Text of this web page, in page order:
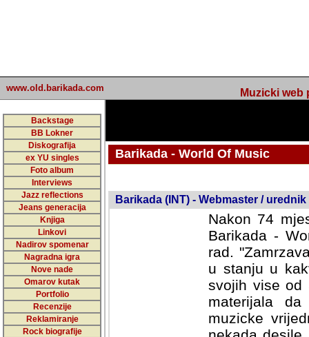
www.old.barikada.com Muzicki web
Backstage
BB Lokner
Diskografija
ex YU singles
Foto album
Interviews
Jazz reflections
Jeans generacija
Knjiga
Linkovi
Nadirov spomenar
Nagradna igra
Nove nade
Omarov kutak
Portfolio
Recenzije
Reklamiranje
Rock biografije
Barikada - World Of Music
Barikada (INT) - Webmaster / urednik
Nakon 74
Barikada -
rad.
u stanju u
svojih vise od
materijala
muzicke